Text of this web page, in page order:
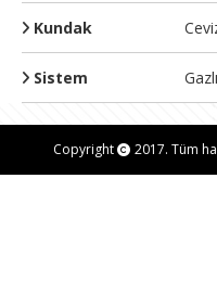
Kundak
Sistem
Copyright 2017. Tüm